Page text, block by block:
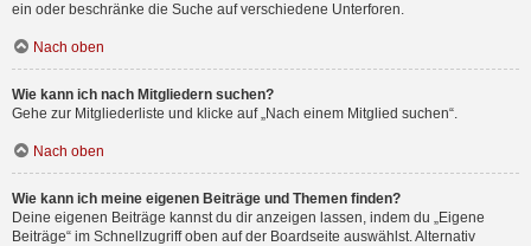
ein oder beschränke die Suche auf verschiedene Unterforen.
Nach oben
Wie kann ich nach Mitgliedern suchen?
Gehe zur Mitgliederliste und klicke auf „Nach einem Mitglied suchen“.
Nach oben
Wie kann ich meine eigenen Beiträge und Themen finden?
Deine eigenen Beiträge kannst du dir anzeigen lassen, indem du „Eigene
Beiträge“ im Schnellzugriff oben auf der Boardseite auswählst. Alternativ